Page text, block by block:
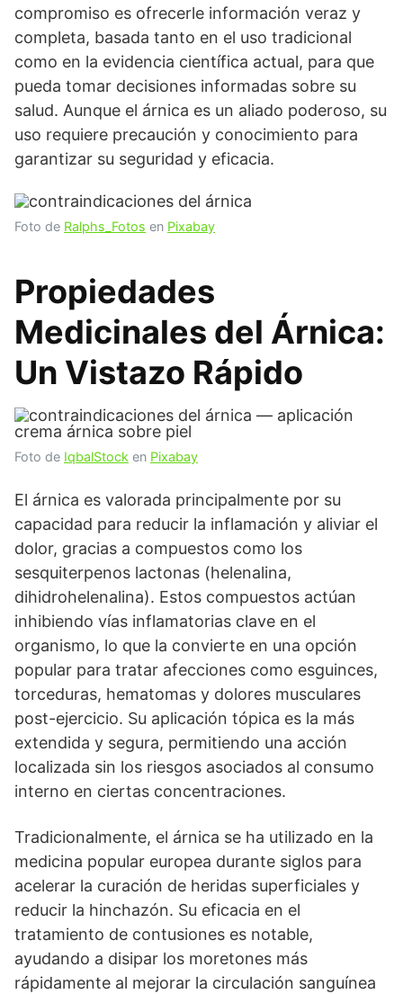
compromiso es ofrecerle información veraz y
completa, basada tanto en el uso tradicional
como en la evidencia científica actual, para que
pueda tomar decisiones informadas sobre su
salud. Aunque el árnica es un aliado poderoso, su
uso requiere precaución y conocimiento para
garantizar su seguridad y eficacia.
Foto de Ralphs_Fotos en Pixabay
Propiedades
Medicinales del Árnica:
Un Vistazo Rápido
Foto de IqbalStock en Pixabay
El árnica es valorada principalmente por su
capacidad para reducir la inflamación y aliviar el
dolor, gracias a compuestos como los
sesquiterpenos lactonas (helenalina,
dihidrohelenalina). Estos compuestos actúan
inhibiendo vías inflamatorias clave en el
organismo, lo que la convierte en una opción
popular para tratar afecciones como esguinces,
torceduras, hematomas y dolores musculares
post-ejercicio. Su aplicación tópica es la más
extendida y segura, permitiendo una acción
localizada sin los riesgos asociados al consumo
interno en ciertas concentraciones.
Tradicionalmente, el árnica se ha utilizado en la
medicina popular europea durante siglos para
acelerar la curación de heridas superficiales y
reducir la hinchazón. Su eficacia en el
tratamiento de contusiones es notable,
ayudando a disipar los moretones más
rápidamente al mejorar la circulación sanguínea